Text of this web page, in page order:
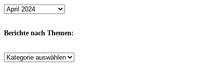
Archiv
Monaten:
Berichte nach Themen:
Berichte